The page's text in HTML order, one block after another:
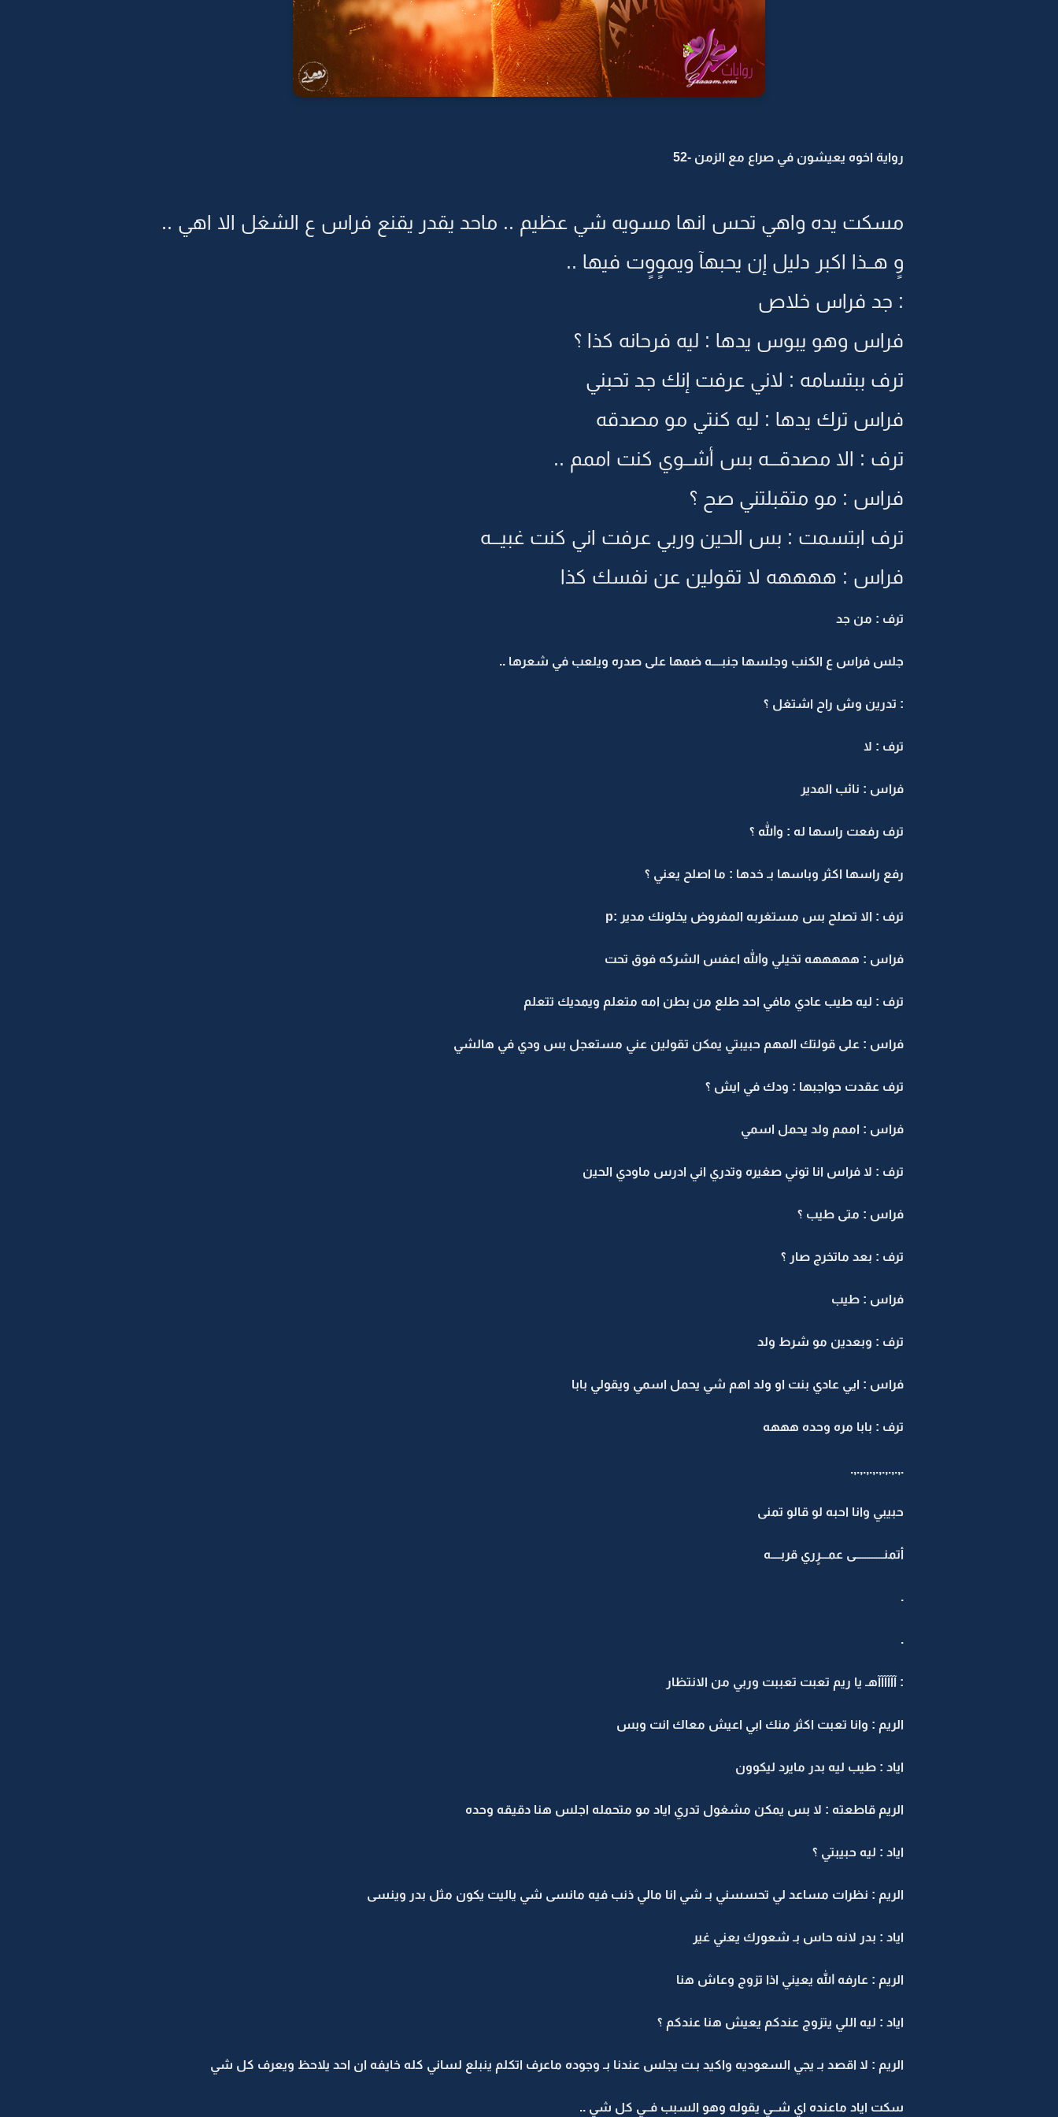
رواية اخوه يعيشون في صراع مع الزمن -52
مسكت يده واهي تحس انها مسويه شي عظيم .. ماحد يقدر يقنع فراس ع الشغل الا اهي ..
وٍ هــذا اكبر دليل إن يحبهآ ويموٍوٍت فيها ..
: جد فراس خلاص
فراس وهو يبوس يدها : ليه فرحانه كذا ؟
ترف ببتسامه : لاني عرفت إنك جد تحبني
فراس ترك يدها : ليه كنتي مو مصدقه
ترف : الا مصدقـــه بس أشــوي كنت اممم ..
فراس : مو متقبلتني صح ؟
ترف ابتسمت : بس الحين وربي عرفت اني كنت غبيـــه
فراس : ههههه لا تقولين عن نفسك كذا
ترف : من جد
جلس فراس ع الكنب وجلسها جنبــــه ضمها على صدره ويلعب في شعرها ..
: تدرين وش راح اشتغل ؟
ترف : لا
فراس : نائب المدير
ترف رفعت راسها له : والله ؟
رفع راسها اكثر وباسها بـ خدها : ما اصلح يعني ؟
ترف : الا تصلح بس مستغربه المفروض يخلونك مدير :p
فراس : هههههه تخيلي والله اعفس الشركه فوق تحت
ترف : ليه طيب عادي مافي احد طلع من بطن امه متعلم ويمديك تتعلم
فراس : على قولتك المهم حبيبتي يمكن تقولين عني مستعجل بس ودي في هالشي
ترف عقدت حواجبها : ودك في ايش ؟
فراس : اممم ولد يحمل اسمي
ترف : لا فراس انا توني صغيره وتدري اني ادرس ماودي الحين
فراس : متى طيب ؟
ترف : بعد ماتخرج صار ؟
فراس : طيب
ترف : وبعدين مو شرط ولد
فراس : ايي عادي بنت او ولد اهم شي يحمل اسمي ويقولي بابا
ترف : بابا مره وحده هههه
.,.,.,.,.,.,.,.,.
حبيبي وانا احبه لو قالو تمنى
أتمنــــــــــــى عمـــرٍري قربــــه
.
.
: آآآآآآهـ يا ريم تعبت تعببت وربي من الانتظار
الريم : وانا تعبت اكثر منك ابي اعيش معاك انت وبس
اياد : طيب ليه بدر مايرد ليكوون
الريم قاطعته : لا بس يمكن مشغول تدري اياد مو متحمله اجلس هنا دقيقه وحده
اياد : ليه حبيبتي ؟
الريم : نظرات مساعد لي تحسسني بـ شي انا مالي ذنب فيه مانسى شي ياليت يكون مثل بدر وينسى
اياد : بدر لانه حاس بـ شعورك يعني غير
الريم : عارفه الله يعيني اذا تزوج وعاش هنا
اياد : ليه اللي يتزوج عندكم يعيش هنا عندكم ؟
الريم : لا اقصد بـ يجي السعوديه واكيد بـت يجلس عندنا بـ وجوده ماعرف اتكلم ينبلع لساني كله خايفه ان احد يلاحظ ويعرف كل شي
سكت اياد ماعنده اي شــي يقوله وهو السبب فــي كل شي ..